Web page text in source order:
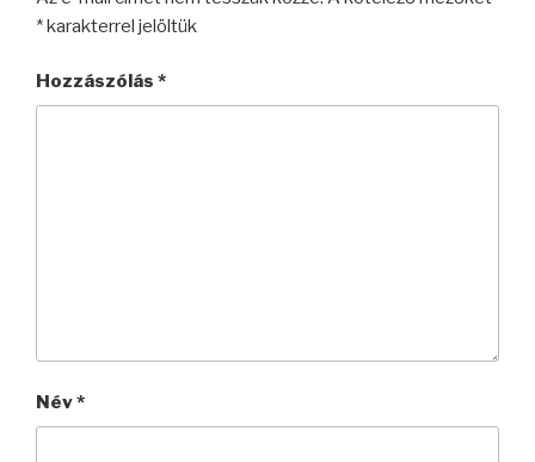
*karakterrel jelöltük
Hozzászólás *
Név*